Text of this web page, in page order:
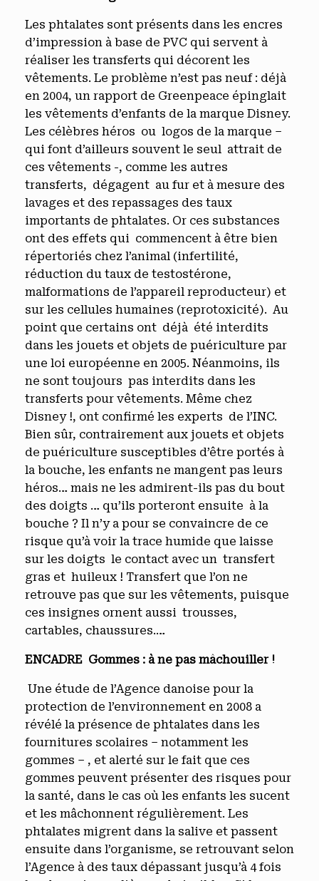
Les phtalates sont présents dans les encres
d’impression à base de PVC qui servent à
réaliser les transferts qui décorent les
vêtements. Le problème n’est pas neuf : déjà
en 2004, un rapport de Greenpeace épinglait
les vêtements d’enfants de la marque Disney.
Les célèbres héros ou logos de la marque –
qui font d’ailleurs souvent le seul attrait de
ces vêtements -, comme les autres
transferts, dégagent au fur et à mesure des
lavages et des repassages des taux
importants de phtalates. Or ces substances
ont des effets qui commencent à être bien
répertoriés chez l’animal (infertilité,
réduction du taux de testostérone,
malformations de l’appareil reproducteur) et
sur les cellules humaines (reprotoxicité). Au
point que certains ont déjà été interdits
dans les jouets et objets de puériculture par
une loi européenne en 2005. Néanmoins, ils
ne sont toujours pas interdits dans les
transferts pour vêtements. Même chez
Disney !, ont confirmé les experts de l’INC.
Bien sûr, contrairement aux jouets et objets
de puériculture susceptibles d’être portés à
la bouche, les enfants ne mangent pas leurs
héros… mais ne les admirent-ils pas du bout
des doigts … qu’ils porteront ensuite à la
bouche ? Il n’y a pour se convaincre de ce
risque qu’à voir la trace humide que laisse
sur les doigts le contact avec un transfert
gras et huileux ! Transfert que l’on ne
retrouve pas que sur les vêtements, puisque
ces insignes ornent aussi trousses,
cartables, chaussures.…
ENCADRE Gommes : à ne pas mâchouiller !
Une étude de l’Agence danoise pour la
protection de l’environnement en 2008 a
révélé la présence de phtalates dans les
fournitures scolaires – notamment les
gommes – , et alerté sur le fait que ces
gommes peuvent présenter des risques pour
la santé, dans le cas où les enfants les sucent
et les mâchonnent régulièrement. Les
phtalates migrent dans la salive et passent
ensuite dans l’organisme, se retrouvant selon
l’Agence à des taux dépassant jusqu’à 4 fois